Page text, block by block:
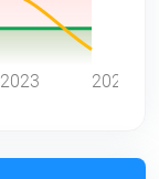
2023 2024